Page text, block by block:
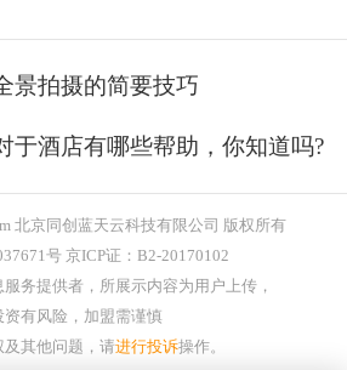
景拍摄的简要技巧
于酒店有哪些帮助，你知道吗?
北京同创蓝天云科技有限公司 版权所有
号 京ICP证：B2-20170102
务提供者，所展示内容为用户上传，
资有风险，加盟需谨慎
及其他问题，请进行投诉操作。